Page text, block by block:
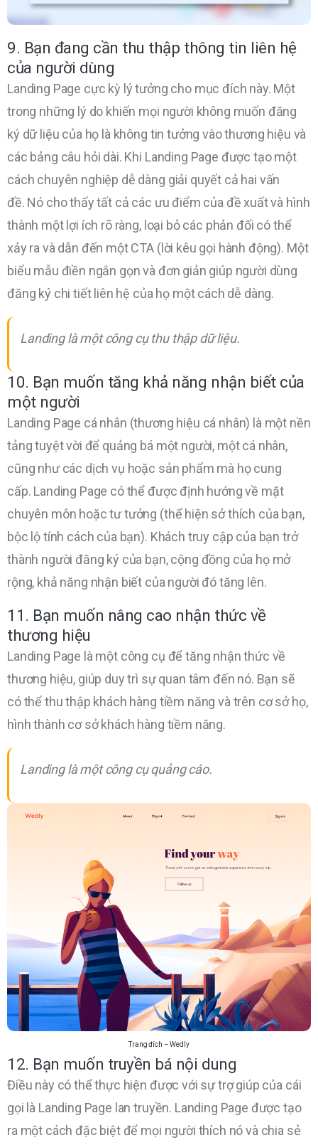
9. Bạn đang cần thu thập thông tin liên hệ
của người dùng
Landing Page cực kỳ lý tưởng cho mục đích này. Một
trong những lý do khiến mọi người không muốn đăng
ký dữ liệu của họ là không tin tưởng vào thương hiệu và
các bảng câu hỏi dài. Khi Landing Page được tạo một
cách chuyên nghiệp dễ dàng giải quyết cả hai vấn
đề. Nó cho thấy tất cả các ưu điểm của đề xuất và hình
thành một lợi ích rõ ràng, loại bỏ các phản đối có thể
xảy ra và dẫn đến một CTA (lời kêu gọi hành động). Một
biểu mẫu điền ngắn gọn và đơn giản giúp người dùng
đăng ký chi tiết liên hệ của họ một cách dễ dàng.
Landing là một công cụ thu thập dữ liệu.
10. Bạn muốn tăng khả năng nhận biết của
một người
Landing Page cá nhân (thương hiệu cá nhân) là một nền
tảng tuyệt vời để quảng bá một người, một cá nhân,
cũng như các dịch vụ hoặc sản phẩm mà họ cung
cấp. Landing Page có thể được định hướng về mặt
chuyên môn hoặc tư tưởng (thể hiện sở thích của bạn,
bộc lộ tính cách của bạn). Khách truy cập của bạn trở
thành người đăng ký của bạn, cộng đồng của họ mở
rộng, khả năng nhận biết của người đó tăng lên.
11. Bạn muốn nâng cao nhận thức về
thương hiệu
Landing Page là một công cụ để tăng nhận thức về
thương hiệu, giúp duy trì sự quan tâm đến nó. Bạn sẽ
có thể thu thập khách hàng tiềm năng và trên cơ sở họ,
hình thành cơ sở khách hàng tiềm năng.
Landing là một công cụ quảng cáo.
Trang đích – Wedly
12. Bạn muốn truyền bá nội dung
Điều này có thể thực hiện được với sự trợ giúp của cái
gọi là Landing Page lan truyền. Landing Page được tạo
ra một cách đặc biệt để mọi người thích nó và chia sẻ